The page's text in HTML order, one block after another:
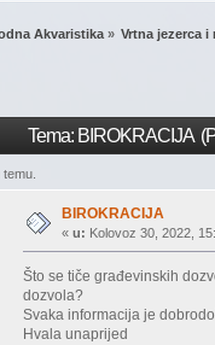
Akvaristika» Vrtna jezerca i
Tema: BIROKRACIJA
BIROKRACIJA
«u: Kolovoz 30, 2022,
Što se tiče građevinskih
dozvola?
Svaka informacija je
Hvala unaprijed